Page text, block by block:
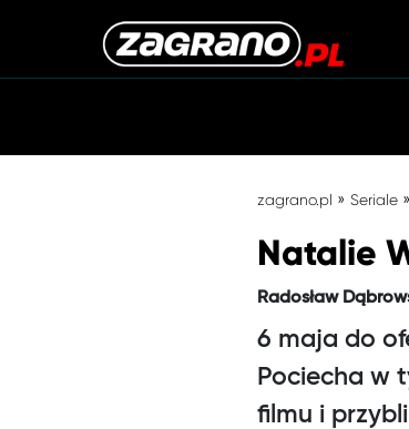
zagrano.pl » Seriale »
Natalie
Radosław
6 maja do
Pociecha w
filmu i